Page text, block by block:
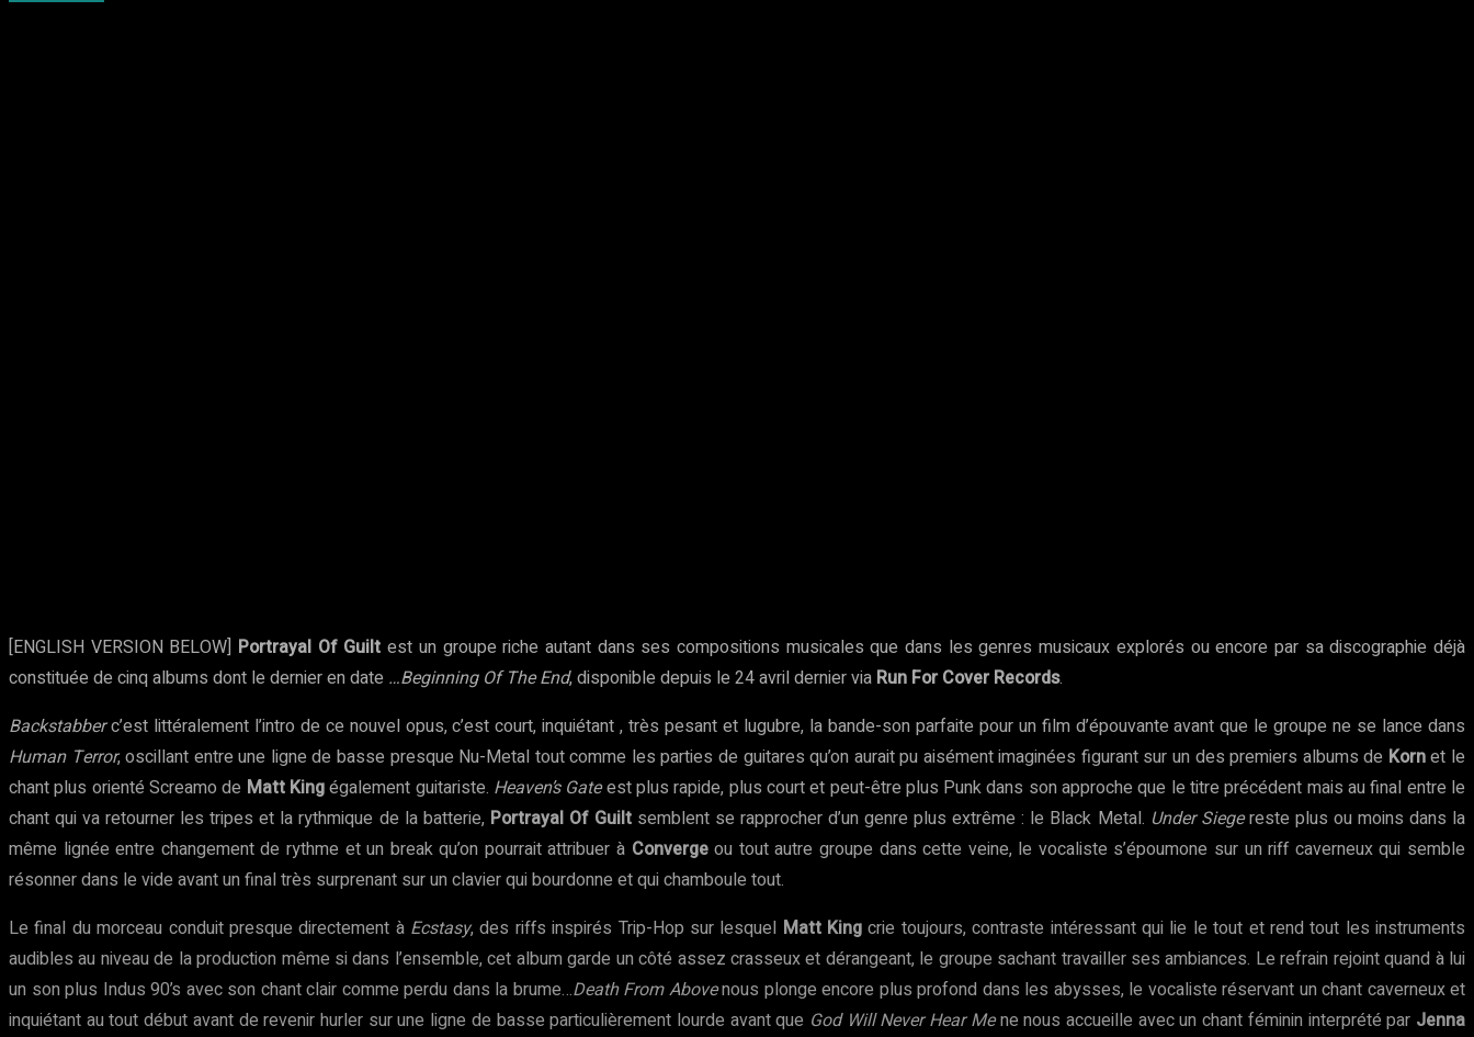
[ENGLISH VERSION BELOW] Portrayal Of Guilt est un groupe riche autant dans ses compositions musicales que dans les genres musicaux explorés ou encore par sa discographie déjà
constituée de cinq albums dont le dernier en date …Beginning Of The End, disponible depuis le 24 avril dernier via Run For Cover Records.
Backstabberc’est littéralement l’intro de ce nouvel opus, c’est court, inquiétant , très pesant et lugubre, la bande-son parfaite pour un film d’épouvante avant que le groupe ne se lance dans
Human Terror, oscillant entre une ligne de basse presque Nu-Metal tout comme les parties de guitares qu’on aurait pu aisément imaginées figurant sur un des premiers albums de Kornet le
chant plus orienté Screamo de Matt Kingégalement guitariste. Heaven’s Gateest plus rapide, plus court et peut-être plus Punk dans son approche que le titre précédent mais au final entre le
chant qui va retourner les tripes et la rythmique de la batterie, Portrayal Of Guiltsemblent se rapprocher d’un genre plus extrême : le Black Metal. Under Siegereste plus ou moins dans la
même lignée entre changement de rythme et un break qu’on pourrait attribuer à Convergeou tout autre groupe dans cette veine, le vocaliste s’époumone sur un riff caverneux qui semble
résonner dans le vide avant un final très surprenant sur un clavier qui bourdonne et qui chamboule tout.
Le final du morceau conduit presque directement à Ecstasy, des riffs inspirés Trip-Hop sur lesquel Matt King crie toujours, contraste intéressant qui lie le tout et rend tout les instruments
audibles au niveau de la production même si dans l’ensemble, cet album garde un côté assez crasseux et dérangeant, le groupe sachant travailler ses ambiances. Le refrain rejoint quand à lui
un son plus Indus 90’s avec son chant clair comme perdu dans la brume…Death From Abovenous plonge encore plus profond dans les abysses, le vocaliste réservant un chant caverneux et
inquiétant au tout début avant de revenir hurler sur une ligne de basse particulièrement lourde avant que God Will Never Hear Mene nous accueille avec un chant féminin interprété par Jenna